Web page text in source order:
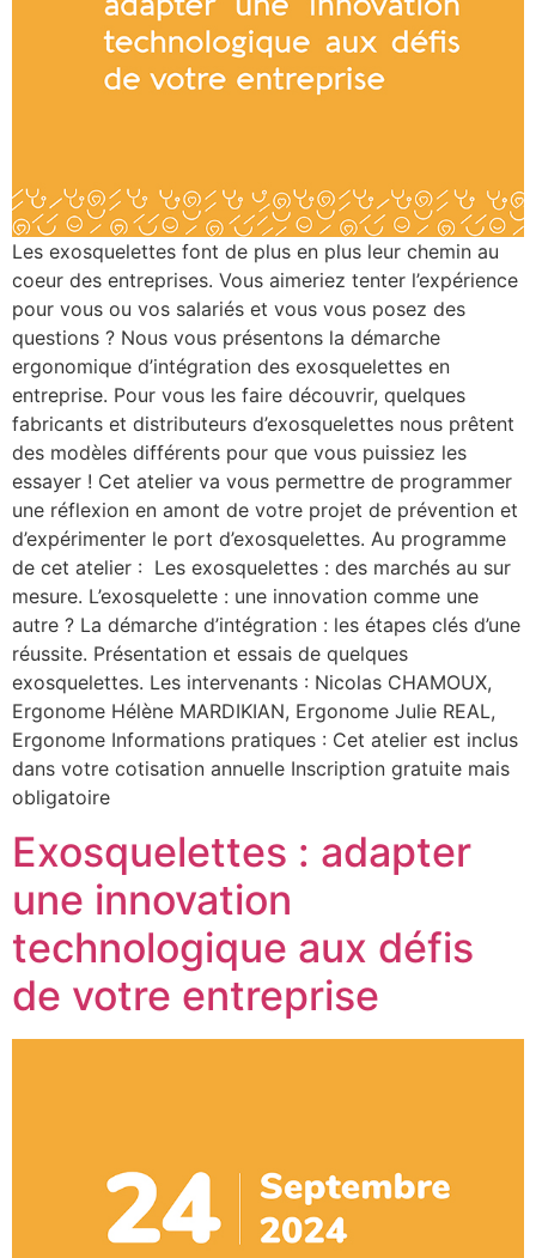
Les exosquelettes font de plus en plus leur chemin au
coeur des entreprises. Vous aimeriez tenter l’expérience
pour vous ou vos salariés et vous vous posez des
questions ? Nous vous présentons la démarche
ergonomique d’intégration des exosquelettes en
entreprise. Pour vous les faire découvrir, quelques
fabricants et distributeurs d’exosquelettes nous prêtent
des modèles différents pour que vous puissiez les
essayer ! Cet atelier va vous permettre de programmer
une réflexion en amont de votre projet de prévention et
d’expérimenter le port d’exosquelettes. Au programme
de cet atelier : Les exosquelettes : des marchés au sur
mesure. L’exosquelette : une innovation comme une
autre ? La démarche d’intégration : les étapes clés d’une
réussite. Présentation et essais de quelques
exosquelettes. Les intervenants : Nicolas CHAMOUX,
Ergonome Hélène MARDIKIAN, Ergonome Julie REAL,
Ergonome Informations pratiques : Cet atelier est inclus
dans votre cotisation annuelle Inscription gratuite mais
obligatoire
Exosquelettes : adapter
une innovation
technologique aux défis
de votre entreprise